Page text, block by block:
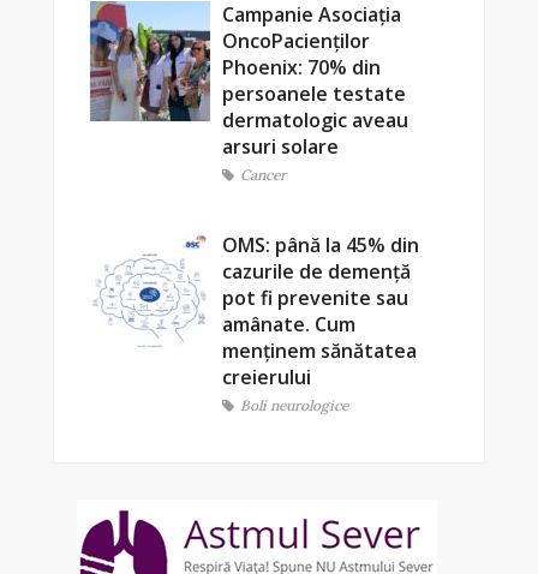
Campanie Asociația
OncoPacienților
Phoenix: 70% din
persoanele testate
dermatologic aveau
arsuri solare
Cancer
OMS: până la 45% din
cazurile de demență
pot fi prevenite sau
amânate. Cum
menținem sănătatea
creierului
Boli neurologice